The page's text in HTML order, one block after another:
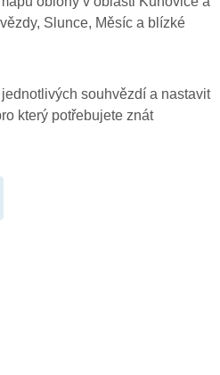
Slunce, Měsíc a blízké
souhvězdí a nastavit
který potřebujete znát